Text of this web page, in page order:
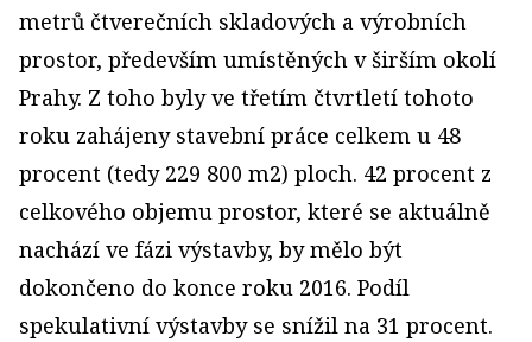
metrů čtverečních skladových a výrobních
prostor, především umístěných v širším okolí
Prahy. Z toho byly ve třetím čtvrtletí tohoto
roku zahájeny stavební práce celkem u 48
procent (tedy 229 800 m2) ploch. 42 procent z
celkového objemu prostor, které se aktuálně
nachází ve fázi výstavby, by mělo být
dokončeno do konce roku 2016. Podíl
spekulativní výstavby se snížil na 31 procent.